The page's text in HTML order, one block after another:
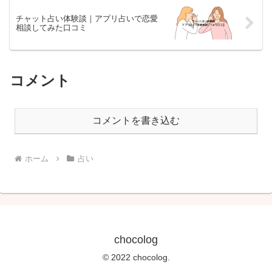
チャット占い体験談｜アプリ占いで恋愛
相談してみた口コミ
コメント
コメントを書き込む
ホーム 占い
chocolog
© 2022 chocolog.